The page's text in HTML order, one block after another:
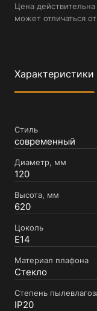
Цена
может отличаться
Характеристики
Стиль
современный
Диаметр, мм
120
Высота, мм
620
Цоколь
E14
Материал плафона
Стекло
Степень
IP20